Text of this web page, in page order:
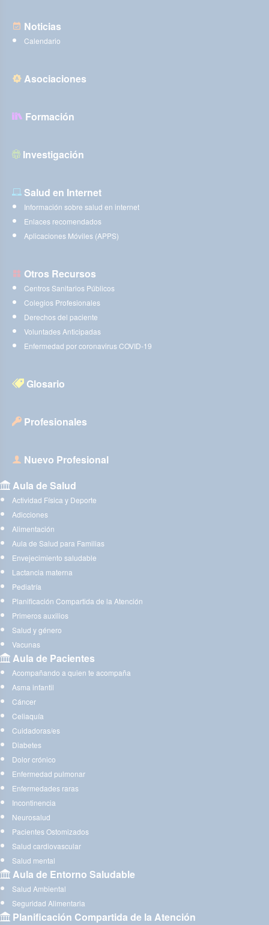
Noticias
Calendario
Asociaciones
Formación
Investigación
Salud en Internet
Información sobre salud en internet
Enlaces recomendados
Aplicaciones Móviles (APPS)
Otros Recursos
Centros Sanitarios Públicos
Colegios Profesionales
Derechos del paciente
Voluntades Anticipadas
Enfermedad por coronavirus COVID-19
Glosario
Profesionales
Nuevo Profesional
Aula de Salud
Actividad Física y Deporte
Adicciones
Alimentación
Aula de Salud para Familias
Envejecimiento saludable
Lactancia materna
Pediatría
Planificación Compartida de la Atención
Primeros auxilios
Salud y género
Vacunas
Aula de Pacientes
Acompañando a quien te acompaña
Asma infantil
Cáncer
Celiaquía
Cuidadoras/es
Diabetes
Dolor crónico
Enfermedad pulmonar
Enfermedades raras
Incontinencia
Neurosalud
Pacientes Ostomizados
Salud cardiovascular
Salud mental
Aula de Entorno Saludable
Salud Ambiental
Seguridad Alimentaria
Planificación Compartida de la Atención